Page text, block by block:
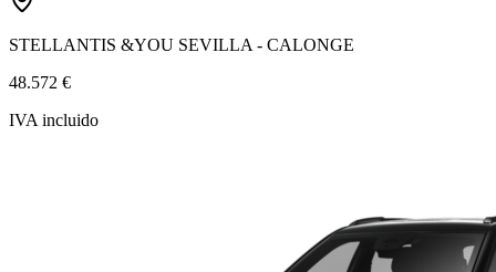
STELLANTIS &YOU SEVILLA - CALONGE
48.572 €
IVA incluido